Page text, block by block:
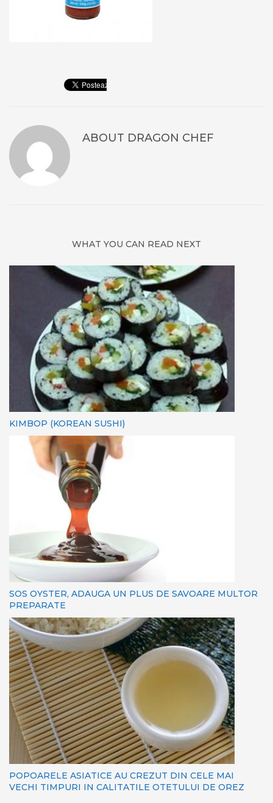
ABOUT DRAGON CHEF
WHAT YOU CAN READ NEXT
KIMBOP (KOREAN SUSHI)
SOS OYSTER, ADAUGA UN PLUS DE SAVOARE MULTOR
PREPARATE
POPOARELE ASIATICE AU CREZUT DIN CELE MAI
VECHI TIMPURI IN CALITATILE OTETULUI DE OREZ